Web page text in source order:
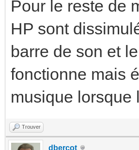
Pour le reste de
HP sont
barre de son et
fonctionne mais
musique lorsque
Trouver
dbercot